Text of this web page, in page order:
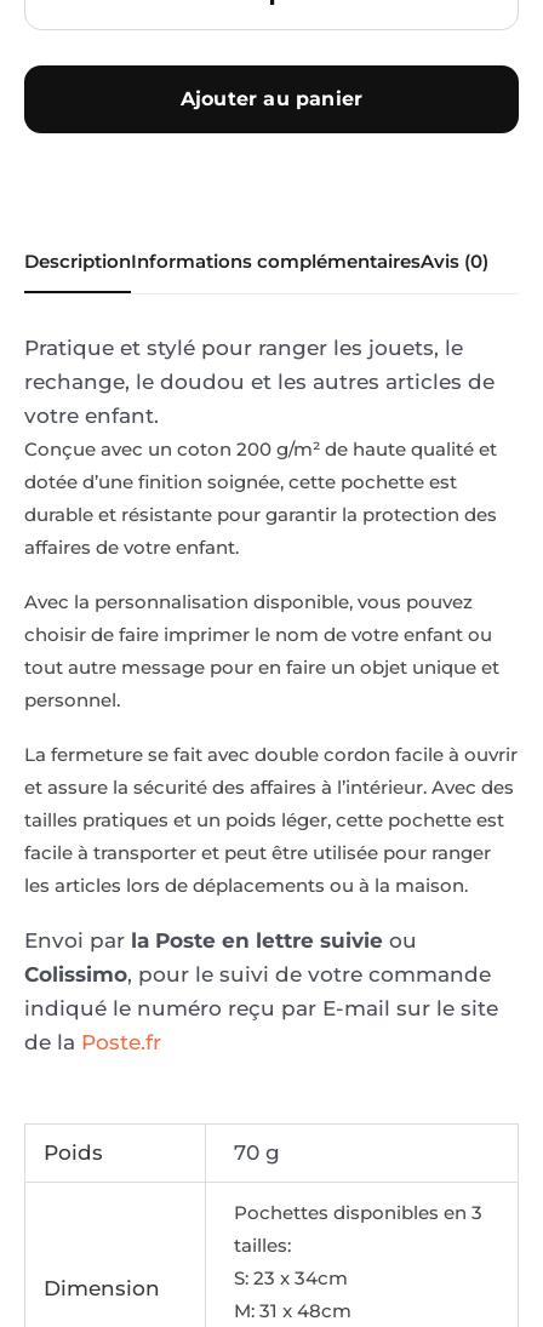
Ajouter au panier
DescriptionInformations complémentairesAvis (0)
Pratique et stylé pour ranger les jouets, le
rechange, le doudou et les autres articles de
votre enfant.
Conçue avec un coton 200 g/m² de haute qualité et
dotée d’une finition soignée, cette pochette est
durable et résistante pour garantir la protection des
affaires de votre enfant.
Avec la personnalisation disponible, vous pouvez
choisir de faire imprimer le nom de votre enfant ou
tout autre message pour en faire un objet unique et
personnel.
La fermeture se fait avec double cordon facile à ouvrir
et assure la sécurité des affaires à l’intérieur. Avec des
tailles pratiques et un poids léger, cette pochette est
facile à transporter et peut être utilisée pour ranger
les articles lors de déplacements ou à la maison.
Envoi par la Poste en lettre suivie ou
Colissimo, pour le suivi de votre commande
indiqué le numéro reçu par E-mail sur le site
de la Poste.fr
Poids 70 g
Dimension
Pochettes disponibles en 3
tailles:
S: 23 x 34cm
M: 31 x 48cm